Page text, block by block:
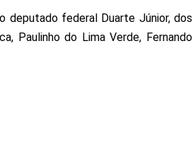
deputado federal Duarte Júnior, dos
Paulinho do Lima Verde, Fernando